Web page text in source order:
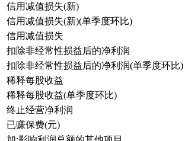
信用减值损失(新)
信用减值损失(新)(单季度环比)
信用减值损失
扣除非经常性损益后的净利润
扣除非经常性损益后的净利润(单季度环比)
稀释每股收益
稀释每股收益(单季度环比)
终止经营净利润
已赚保费(元)